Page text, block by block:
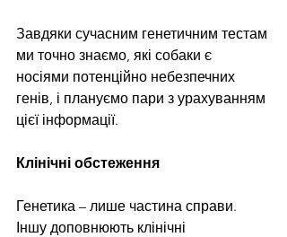
Завдяки сучасним генетичним тестам
ми точно знаємо, які собаки є
носіями потенційно небезпечних
генів, і плануємо пари з урахуванням
цієї інформації.
Клінічні обстеження
Генетика – лише частина справи.
Іншу доповнюють клінічні